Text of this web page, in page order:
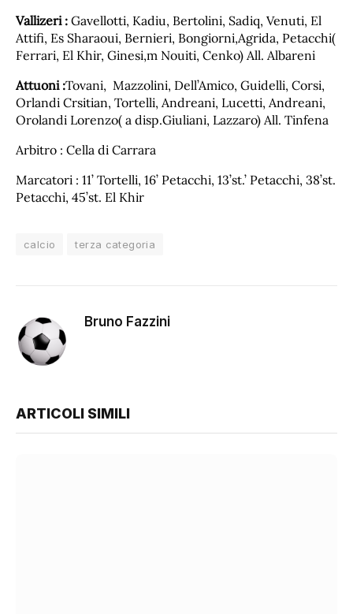
Vallizeri : Gavellotti, Kadiu, Bertolini, Sadiq, Venuti, El
Attifi, Es Sharaoui, Bernieri, Bongiorni,Agrida, Petacchi(
Ferrari, El Khir, Ginesi,m Nouiti, Cenko) All. Albareni
Attuoni :Tovani, Mazzolini, Dell’Amico, Guidelli, Corsi,
Orlandi Crsitian, Tortelli, Andreani, Lucetti, Andreani,
Orolandi Lorenzo( a disp.Giuliani, Lazzaro) All. Tinfena
Arbitro : Cella di Carrara
Marcatori : 11’ Tortelli, 16’ Petacchi, 13’st.’ Petacchi, 38’st.
Petacchi, 45’st. El Khir
calcio terza categoria
Bruno Fazzini
ARTICOLI SIMILI